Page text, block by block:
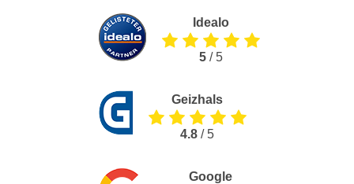
Idealo
5/ 5
Geizhals
4.8 / 5
Google